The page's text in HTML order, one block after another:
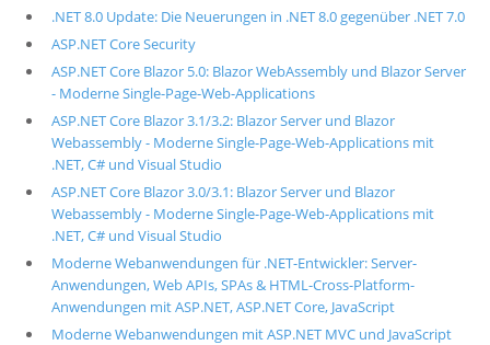
.NET 8.0 Update: Die Neuerungen in .NET 8.0 gegenüber .NET 7.0
ASP.NET Core Security
ASP.NET Core Blazor 5.0: Blazor WebAssembly und Blazor Server
- Moderne Single-Page-Web-Applications
ASP.NET Core Blazor 3.1/3.2: Blazor Server und Blazor
Webassembly - Moderne Single-Page-Web-Applications mit
.NET, C# und Visual Studio
ASP.NET Core Blazor 3.0/3.1: Blazor Server und Blazor
Webassembly - Moderne Single-Page-Web-Applications mit
.NET, C# und Visual Studio
Moderne Webanwendungen für .NET-Entwickler: Server-
Anwendungen, Web APIs, SPAs & HTML-Cross-Platform-
Anwendungen mit ASP.NET, ASP.NET Core, JavaScript
Moderne Webanwendungen mit ASP.NET MVC und JavaScript